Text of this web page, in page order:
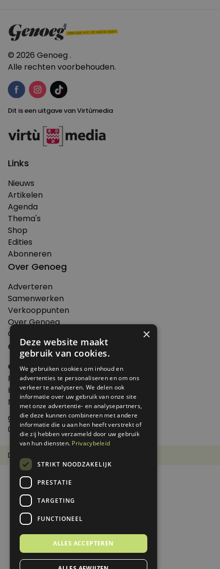
© 2026 Genoeg .
Alle rechten voorbehouden.
Dit is een uitgave van Virtùmedia
Links
Nieuws
Artikelen
Agenda
Thema's
Shop
Edities
Abonneren
Over Genoeg
Adverteren
Samenwerken
Verkooppunten
Over Genoeg
Contact
Contactgegevens
Genoeg
Postbus 595 - 3700 AN Zeist
Huis ter Heideweg 13 - 3705MA Zeist
Nederland
genoeg@spabonneeservice.nl
088-1102091
Disclaimer
×
Deze website maakt
gebruik van cookies.
We gebruiken cookies om inhoud en
advertenties te personaliseren en om ons
verkeer te analyseren. We delen ook
informatie over uw gebruik van onze site
met onze advertentie- en analysepartners,
die deze kunnen combineren met andere
informatie die u aan hen heeft verstrekt of
die zij hebben verzameld door uw gebruik
van hun diensten. Privacybeleid
STRIKT NOODZAKELIJK
PRESTATIE
TARGETING
FUNCTIONEEL
ALLES ACCEPTEREN